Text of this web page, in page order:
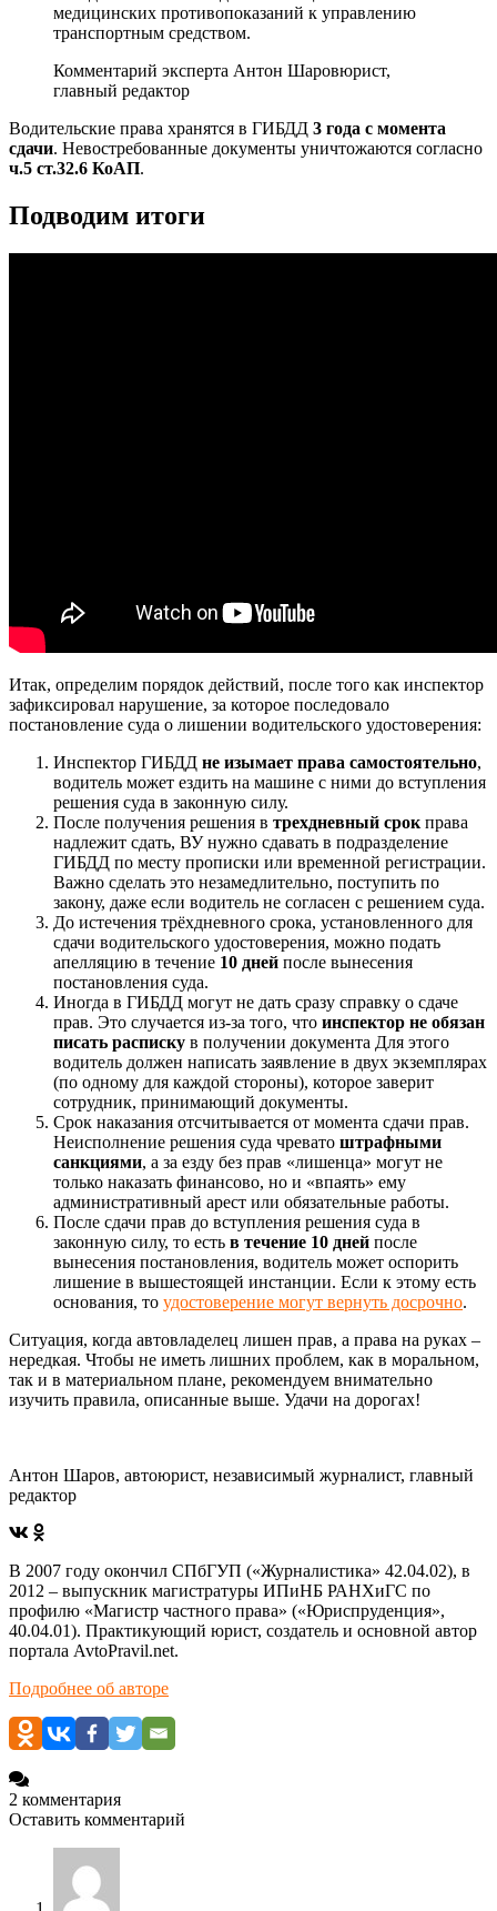
медицинских противопоказаний к управлению
транспортным средством.
Комментарий эксперта Антон Шаровюрист,
главный редактор
Водительские права хранятся в ГИБДД 3 года с момента
сдачи. Невостребованные документы уничтожаются согласно
ч.5 ст.32.6 КоАП.
Подводим итоги
Итак, определим порядок действий, после того как инспектор
зафиксировал нарушение, за которое последовало
постановление суда о лишении водительского удостоверения:
Инспектор ГИБДД не изымает права самостоятельно,
водитель может ездить на машине с ними до вступления
решения суда в законную силу.
После получения решения в трехдневный срок права
надлежит сдать, ВУ нужно сдавать в подразделение
ГИБДД по месту прописки или временной регистрации.
Важно сделать это незамедлительно, поступить по
закону, даже если водитель не согласен с решением суда.
До истечения трёхдневного срока, установленного для
сдачи водительского удостоверения, можно подать
апелляцию в течение 10 дней после вынесения
постановления суда.
Иногда в ГИБДД могут не дать сразу справку о сдаче
прав. Это случается из-за того, что инспектор не обязан
писать расписку в получении документа Для этого
водитель должен написать заявление в двух экземплярах
(по одному для каждой стороны), которое заверит
сотрудник, принимающий документы.
Срок наказания отсчитывается от момента сдачи прав.
Неисполнение решения суда чревато штрафными
санкциями, а за езду без прав «лишенца» могут не
только наказать финансово, но и «впаять» ему
административный арест или обязательные работы.
После сдачи прав до вступления решения суда в
законную силу, то есть в течение 10 дней после
вынесения постановления, водитель может оспорить
лишение в вышестоящей инстанции. Если к этому есть
основания, то удостоверение могут вернуть досрочно.
Ситуация, когда автовладелец лишен прав, а права на руках –
нередкая. Чтобы не иметь лишних проблем, как в моральном,
так и в материальном плане, рекомендуем внимательно
изучить правила, описанные выше. Удачи на дорогах!
Антон Шаров, автоюрист, независимый журналист, главный
редактор
В 2007 году окончил СПбГУП («Журналистика» 42.04.02), в
2012 – выпускник магистратуры ИПиНБ РАНХиГС по
профилю «Магистр частного права» («Юриспруденция»,
40.04.01). Практикующий юрист, создатель и основной автор
портала AvtoPravil.net.
Подробнее об авторе
2 комментария
Оставить комментарий